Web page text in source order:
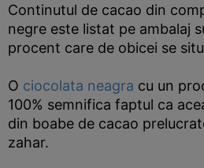
Continutul de cacao din
negre este listat pe ambalaj
procent care de obicei se
O ciocolata neagra cu un
100% semnifica faptul ca
din boabe de cacao
zahar.